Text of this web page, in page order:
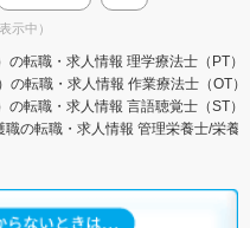
示中）
の転職・求人情報 理学療法士（PT）
の転職・求人情報 作業療法士（OT
の転職・求人情報 言語聴覚士（ST）
職の転職・求人情報 管理栄養士/栄養